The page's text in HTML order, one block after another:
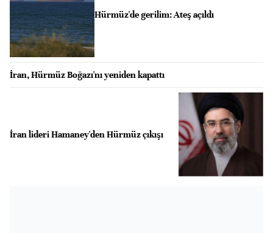
Hürmüz'de gerilim: Ateş açıldı
İran, Hürmüz Boğazı'nı yeniden kapattı
İran lideri Hamaney'den Hürmüz çıkışı